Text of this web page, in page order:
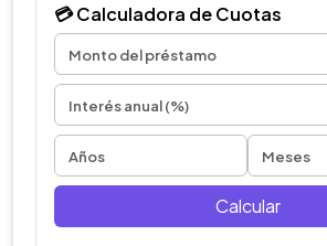
💳 Calculadora de Cuotas
Calcular